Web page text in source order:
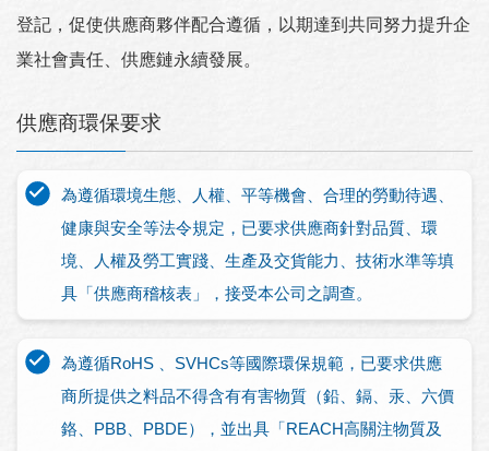
登記，促使供應商夥伴配合遵循，以期達到共同努力提升企
業社會責任、供應鏈永續發展。
供應商環保要求
為遵循環境生態、人權、平等機會、合理的勞動待遇、
健康與安全等法令規定，已要求供應商針對品質、環
境、人權及勞工實踐、生產及交貨能力、技術水準等填
具「供應商稽核表」，接受本公司之調查。
為遵循RoHS 、SVHCs等國際環保規範，已要求供應
商所提供之料品不得含有有害物質（鉛、鎘、汞、六價
鉻、PBB、PBDE），並出具「REACH高關注物質及